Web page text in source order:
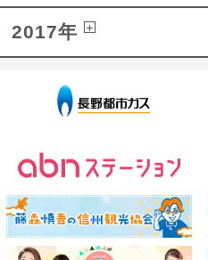
2017年